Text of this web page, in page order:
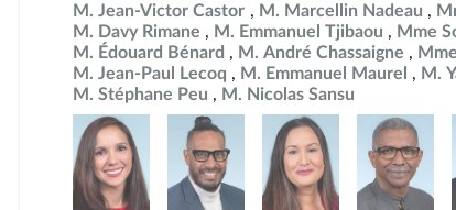
Date de dépôt
24 octobre 2024
24 octobre 2024
23 octobre 2024
24 octobre 2024
M. Jean-Victor Castor
M. Marcellin Nadeau
M. Davy Rimane
M. Emmanuel Tjibaou
Mme
M. Édouard Bénard
M. André Chassaigne
M. Jean-Paul Lecoq
M. Emmanuel Maurel
M.
M. Stéphane Peu
M. Nicolas Sansu